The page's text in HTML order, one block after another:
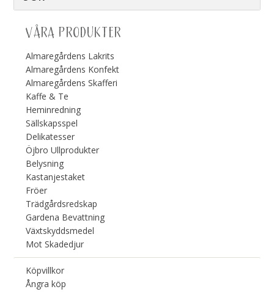
VÅRA PRODUKTER
Almaregårdens Lakrits
Almaregårdens Konfekt
Almaregårdens Skafferi
Kaffe & Te
Heminredning
Sällskapsspel
Delikatesser
Öjbro Ullprodukter
Belysning
Kastanjestaket
Fröer
Trädgårdsredskap
Gardena Bevattning
Växtskyddsmedel
Mot Skadedjur
Köpvillkor
Ångra köp